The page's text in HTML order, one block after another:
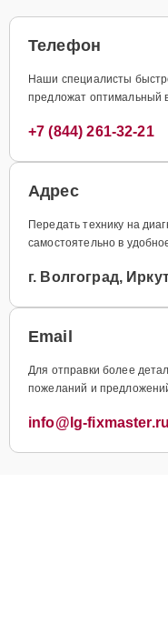
Телефон
Наши специалисты
предложат оптимальный
+7 (844) 261-32-21
Адрес
Передать технику на
самостоятельно в
г. Волгоград,
Email
Для отправки более
пожеланий и
info@lg-fixmaster.ru